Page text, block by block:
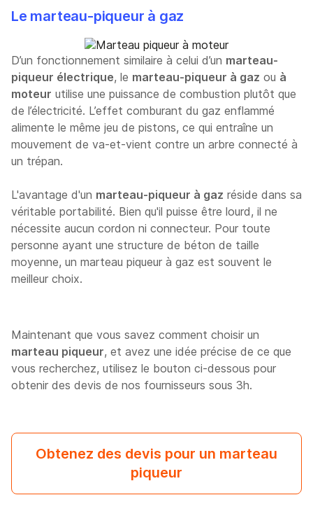
Le marteau-piqueur à gaz
D’un fonctionnement similaire à celui d’un marteau-
piqueur électrique, le marteau-piqueur à gaz ou à
moteur utilise une puissance de combustion plutôt que
de l’électricité. L’effet comburant du gaz enflammé
alimente le même jeu de pistons, ce qui entraîne un
mouvement de va-et-vient contre un arbre connecté à
un trépan.
L'avantage d'un marteau-piqueur à gaz réside dans sa
véritable portabilité. Bien qu'il puisse être lourd, il ne
nécessite aucun cordon ni connecteur. Pour toute
personne ayant une structure de béton de taille
moyenne, un marteau piqueur à gaz est souvent le
meilleur choix.
Maintenant que vous savez comment choisir un
marteau piqueur, et avez une idée précise de ce que
vous recherchez, utilisez le bouton ci-dessous pour
obtenir des devis de nos fournisseurs sous 3h.
Obtenez des devis pour un marteau
piqueur